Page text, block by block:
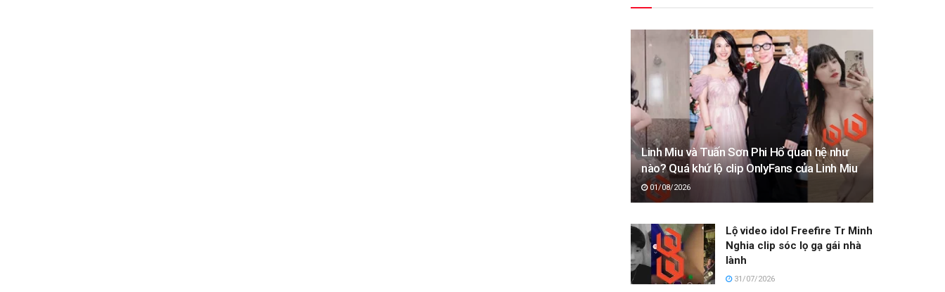
Linh Miu và Tuấn Sơn Phi Hổ quan hệ như
nào? Quá khứ lộ clip OnlyFans của Linh Miu
01/08/2026
Lộ video idol Freefire Tr Minh
Nghia clip sóc lọ gạ gái nhà
lành
31/07/2026